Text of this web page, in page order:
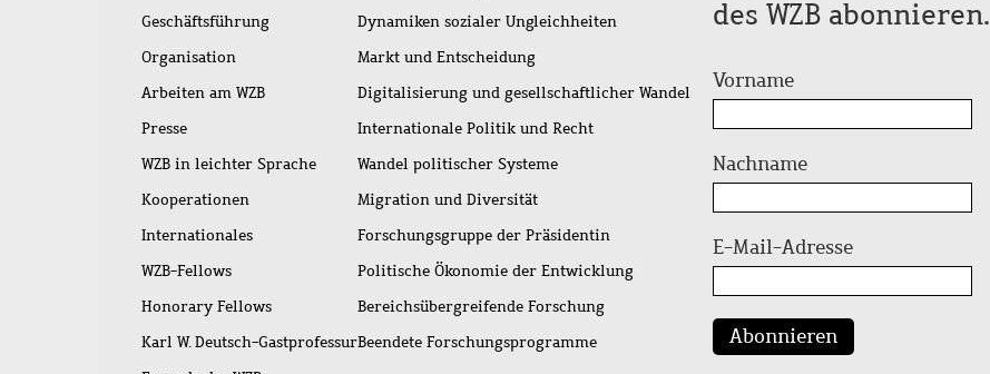
Geschäftsführung
Organisation
Arbeiten am WZB
Presse
WZB in leichter Sprache
Kooperationen
Internationales
WZB-Fellows
Honorary Fellows
Karl W. Deutsch-Gastprofessur
Dynamiken sozialer Ungleichheiten
Markt und Entscheidung
Digitalisierung und gesellschaftlicher Wandel
Internationale Politik und Recht
Wandel politischer Systeme
Migration und Diversität
Forschungsgruppe der Präsidentin
Politische Ökonomie der Entwicklung
Bereichsübergreifende Forschung
Beendete Forschungsprogramme
des WZB abonnieren.
Vorname
Nachname
E-Mail-Adresse
Abonnieren